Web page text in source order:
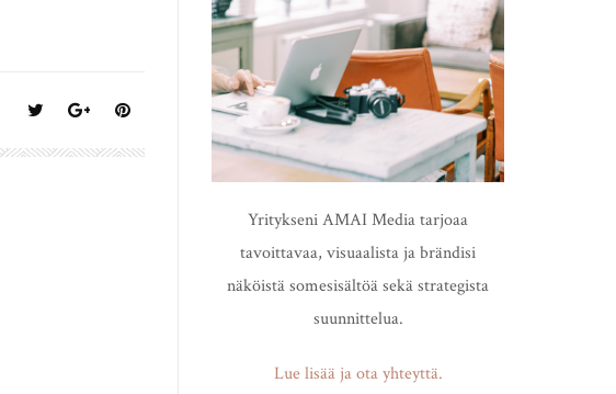
Yritykseni AMAI Media tarjoaa
tavoittavaa, visuaalista ja brändisi
näköistä somesisältöä sekä strategista
suunnittelua.
Lue lisää ja ota yhteyttä.